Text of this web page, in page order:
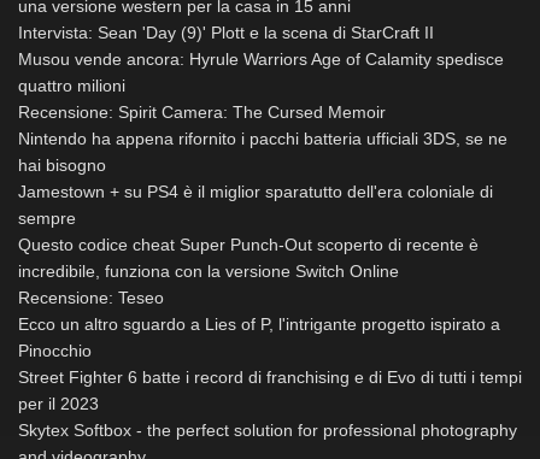
una versione western per la casa in 15 anni
Intervista: Sean 'Day (9)' Plott e la scena di StarCraft II
Musou vende ancora: Hyrule Warriors Age of Calamity spedisce
quattro milioni
Recensione: Spirit Camera: The Cursed Memoir
Nintendo ha appena rifornito i pacchi batteria ufficiali 3DS, se ne
hai bisogno
Jamestown + su PS4 è il miglior sparatutto dell'era coloniale di
sempre
Questo codice cheat Super Punch-Out scoperto di recente è
incredibile, funziona con la versione Switch Online
Recensione: Teseo
Ecco un altro sguardo a Lies of P, l'intrigante progetto ispirato a
Pinocchio
Street Fighter 6 batte i record di franchising e di Evo di tutti i tempi
per il 2023
Skytex Softbox - the perfect solution for professional photography